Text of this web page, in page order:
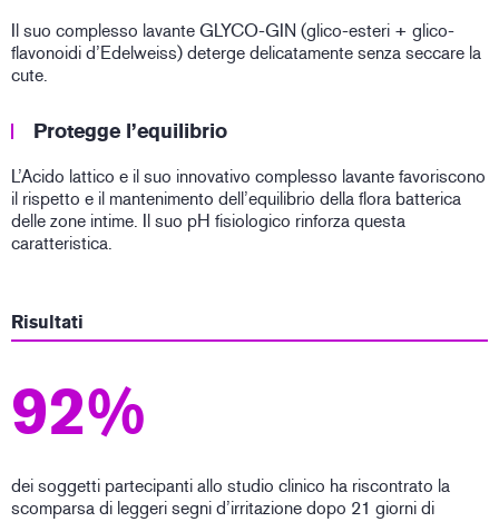
Il suo complesso lavante GLYCO-GIN (glico-esteri + glico-
flavonoidi d’Edelweiss) deterge delicatamente senza seccare la
cute.
Protegge l’equilibrio
L’Acido lattico e il suo innovativo complesso lavante favoriscono
il rispetto e il mantenimento dell’equilibrio della flora batterica
delle zone intime. Il suo pH fisiologico rinforza questa
caratteristica.
Risultati
92%
dei soggetti partecipanti allo studio clinico ha riscontrato la
scomparsa di leggeri segni d’irritazione dopo 21 giorni di